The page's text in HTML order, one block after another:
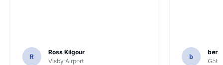
R
Ross Kilgour
Visby Airport
b